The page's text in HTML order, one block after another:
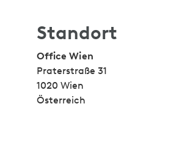
Standort
Office Wien
Praterstraße 31
1020 Wien
Österreich